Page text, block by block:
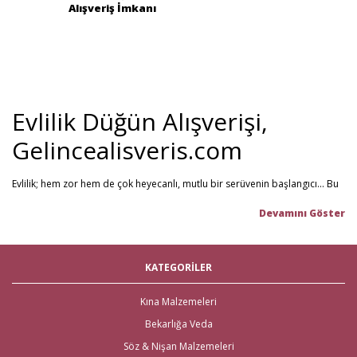
Alışveriş İmkanı
Evlilik Düğün Alışverişi,
Gelincealisveris.com
Evlilik; hem zor hem de çok heyecanlı, mutlu bir serüvenin başlangıcı... Bu
Gelince Alışveriş; 2013 senesinden beri hizmet veren ve müşteri
gelin hamamı,bekarlığa veda partisi
malzemelerigibi ürünleri tek bir mağaza üzerinden en iyi fiyat ile satın
alabilirsiniz. Bu stresli süreçte mağaza mağaza dolaşmak yerine, Gelince
malzemelerini en hızlı teslimat ile en iyi fiyat ve kaliteli ürün seçenekleri ile
KATEGORİLER
Kına Malzemeleri
Bekarlığa Veda
Söz & Nişan Malzemeleri